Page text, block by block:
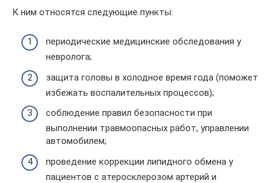
К ним относятся следующие пункты:
периодические медицинские обследования у
невролога;
защита головы в холодное время года (поможет
избежать воспалительных процессов);
соблюдение правил безопасности при
выполнении травмоопасных работ, управлении
автомобилем;
проведение коррекции липидного обмена у
пациентов с атеросклерозом артерий и